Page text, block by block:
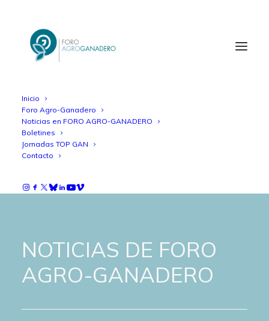
Inicio
Foro Agro-Ganadero
Noticias en FORO AGRO-GANADERO
Boletines
Jornadas TOP GAN
Contacto
NOTICIAS DE FORO
AGRO-GANADERO